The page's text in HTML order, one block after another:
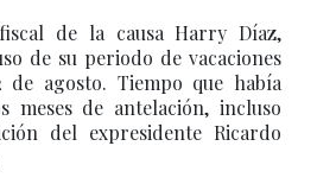
de la causa Harry Díaz,
de su periodo de vacaciones
agosto. Tiempo que había
meses de antelación, incluso
del expresidente Ricardo